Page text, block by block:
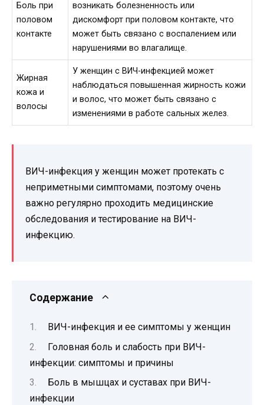
Боль при
половом
контакте
возникать болезненность или
дискомфорт при половом контакте, что
может быть связано с воспалением или
нарушениями во влагалище.
Жирная
кожа и
волосы
У женщин с ВИЧ-инфекцией может
наблюдаться повышенная жирность кожи
и волос, что может быть связано с
изменениями в работе сальных желез.
ВИЧ-инфекция у женщин может протекать с
неприметными симптомами, поэтому очень
важно регулярно проходить медицинские
обследования и тестирование на ВИЧ-
инфекцию.
Содержание
ВИЧ-инфекция и ее симптомы у женщин
Головная боль и слабость при ВИЧ-
инфекции: симптомы и причины
Боль в мышцах и суставах при ВИЧ-
инфекции